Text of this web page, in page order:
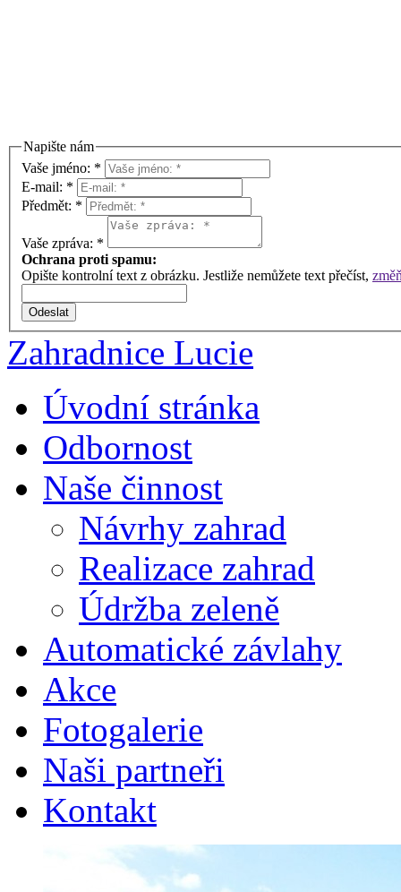
Napište nám
Vaše jméno: *
E-mail: *
Předmět: *
Vaše zpráva: *
Ochrana proti spamu:
Opište kontrolní text z obrázku. Jestliže nemůžete text přečíst,
Zahradnice Lucie
Úvodní stránka
Odbornost
Naše činnost
Návrhy zahrad
Realizace zahrad
Údržba zeleně
Automatické závlahy
Akce
Fotogalerie
Naši partneři
Kontakt